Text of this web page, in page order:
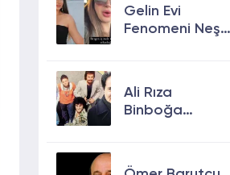
Gelin Evi
Fenomeni Neşe
neden öldü?
Ali Rıza
Binboğa
Kalmasın